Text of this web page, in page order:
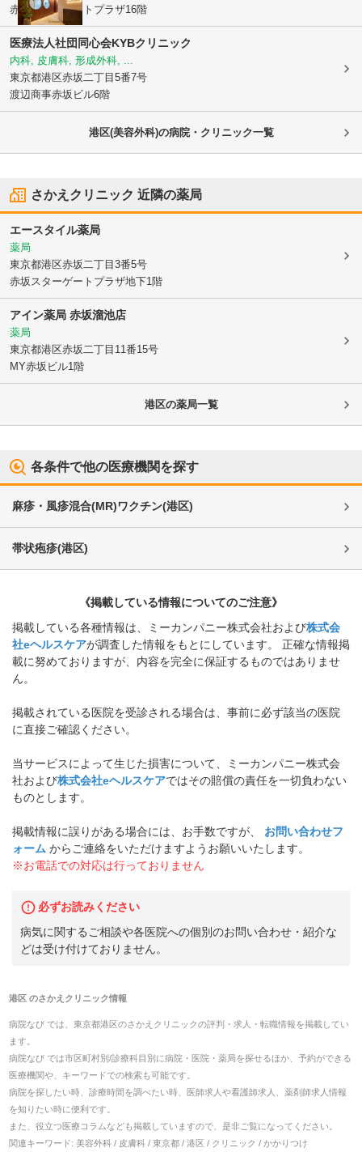
赤坂スターゲートプラザ16階
医療法人社団同心会KYBクリニック
内科, 皮膚科, 形成外科, ...
東京都港区赤坂二丁目5番7号
渡辺商事赤坂ビル6階
港区(美容外科)の病院・クリニック一覧
さかえクリニック 近隣の薬局
エースタイル薬局
薬局
東京都港区赤坂二丁目3番5号
赤坂スターゲートプラザ地下1階
アイン薬局 赤坂溜池店
薬局
東京都港区赤坂二丁目11番15号
MY赤坂ビル1階
港区の薬局一覧
各条件で他の医療機関を探す
麻疹・風疹混合(MR)ワクチン(港区)
帯状疱疹(港区)
《掲載している情報についてのご注意》
掲載している各種情報は、ミーカンパニー株式会社および株式会
社eヘルスケアが調査した情報をもとにしています。 正確な情報掲
載に努めておりますが、内容を完全に保証するものではありませ
ん。
掲載されている医院を受診される場合は、事前に必ず該当の医院
に直接ご確認ください。
当サービスによって生じた損害について、ミーカンパニー株式会
社および株式会社eヘルスケアではその賠償の責任を一切負わない
ものとします。
掲載情報に誤りがある場合には、お手数ですが、
お問い合わせフ
ォーム からご連絡をいただけますようお願いいたします。
※お電話での対応は行っておりません
必ずお読みください
病気に関するご相談や各医院への個別のお問い合わせ・紹介な
どは受け付けておりません。
港区のさかえクリニック情報
病院なび では、 東京都港区のさかえクリニックの評判・求人・転職情報を掲載してい
ます。
病院なび では市区町村別/診療科目別に病院・医院・薬局を探せるほか、予約ができる
医療機関や、キーワードでの検索も可能です。
病院を探したい時、診療時間を調べたい時、医師求人や看護師求人、薬剤師求人情報
を知りたい時に便利です。
また、役立つ医療コラムなども掲載していますので、是非ご覧になってください。
関連キーワード: 美容外科 / 皮膚科 / 東京都 / 港区 / クリニック / かかりつけ